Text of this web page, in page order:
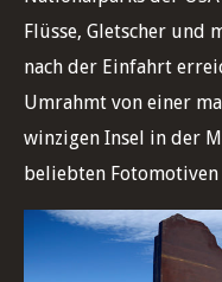
Flüsse, Gletscher und
nach der Einfahrt
Umrahmt von einer
winzigen Insel in der
beliebten Fotomotiven